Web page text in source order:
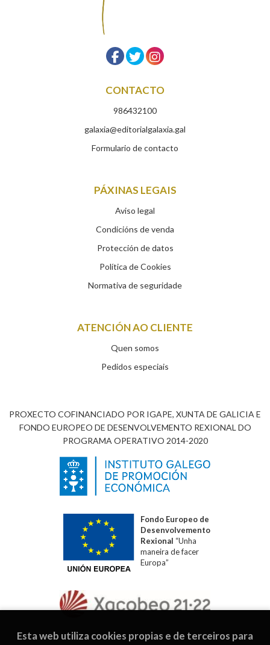
CONTACTO
986432100
galaxia@editorialgalaxia.gal
Formulario de contacto
PÁXINAS LEGAIS
Aviso legal
Condicións de venda
Protección de datos
Política de Cookies
Normativa de seguridade
ATENCIÓN AO CLIENTE
Quen somos
Pedidos especiais
PROXECTO COFINANCIADO POR IGAPE, XUNTA DE GALICIA E
FONDO EUROPEO DE DESENVOLVEMENTO REXIONAL DO
PROGRAMA OPERATIVO 2014-2020
Fondo Europeo de
Desenvolvemento
Rexional “Unha
maneira de facer
Europa”
Esta web utiliza cookies propias e de terceiros para